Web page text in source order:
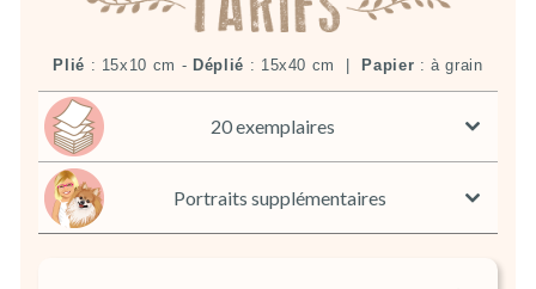
Plié : 15x10 cm - Déplié : 15x40 cm | Papier : à grain
20 exemplaires
Portraits supplémentaires